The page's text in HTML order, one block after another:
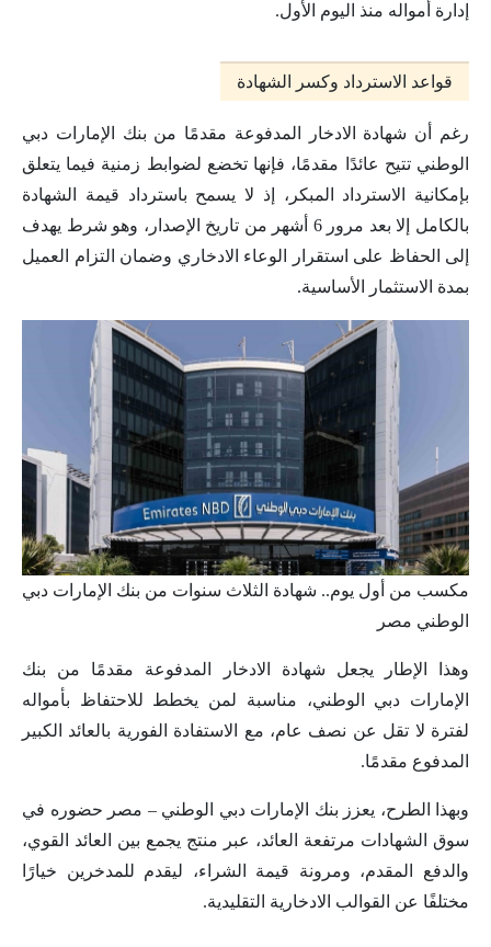
إدارة أمواله منذ اليوم الأول.
قواعد الاسترداد وكسر الشهادة
رغم أن شهادة الادخار المدفوعة مقدمًا من بنك الإمارات دبي
الوطني تتيح عائدًا مقدمًا، فإنها تخضع لضوابط زمنية فيما يتعلق
بإمكانية الاسترداد المبكر، إذ لا يسمح باسترداد قيمة الشهادة
بالكامل إلا بعد مرور 6 أشهر من تاريخ الإصدار، وهو شرط يهدف
إلى الحفاظ على استقرار الوعاء الادخاري وضمان التزام العميل
بمدة الاستثمار الأساسية.
مكسب من أول يوم.. شهادة الثلاث سنوات من بنك الإمارات دبي
الوطني مصر
وهذا الإطار يجعل شهادة الادخار المدفوعة مقدمًا من بنك
الإمارات دبي الوطني، مناسبة لمن يخطط للاحتفاظ بأمواله
لفترة لا تقل عن نصف عام، مع الاستفادة الفورية بالعائد الكبير
المدفوع مقدمًا.
وبهذا الطرح، يعزز بنك الإمارات دبي الوطني – مصر حضوره في
سوق الشهادات مرتفعة العائد، عبر منتج يجمع بين العائد القوي،
والدفع المقدم، ومرونة قيمة الشراء، ليقدم للمدخرين خيارًا
مختلفًا عن القوالب الادخارية التقليدية.